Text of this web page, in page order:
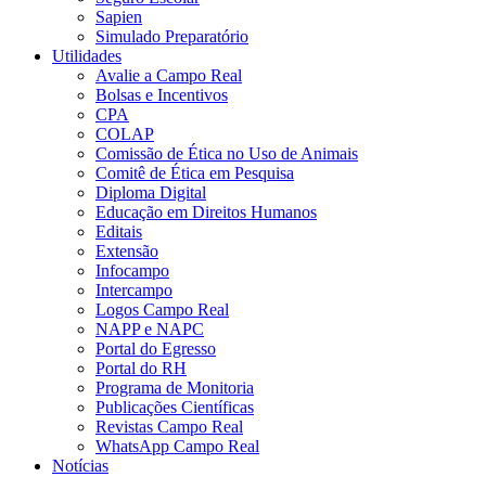
Sapien
Simulado Preparatório
Utilidades
Avalie a Campo Real
Bolsas e Incentivos
CPA
COLAP
Comissão de Ética no Uso de Animais
Comitê de Ética em Pesquisa
Diploma Digital
Educação em Direitos Humanos
Editais
Extensão
Infocampo
Intercampo
Logos Campo Real
NAPP e NAPC
Portal do Egresso
Portal do RH
Programa de Monitoria
Publicações Científicas
Revistas Campo Real
WhatsApp Campo Real
Notícias